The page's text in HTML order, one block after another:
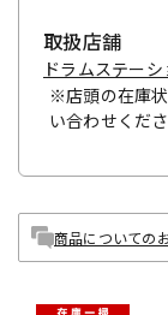
取扱店舗
ドラムステー
※店頭の在庫
い合わせくださ
商品についての